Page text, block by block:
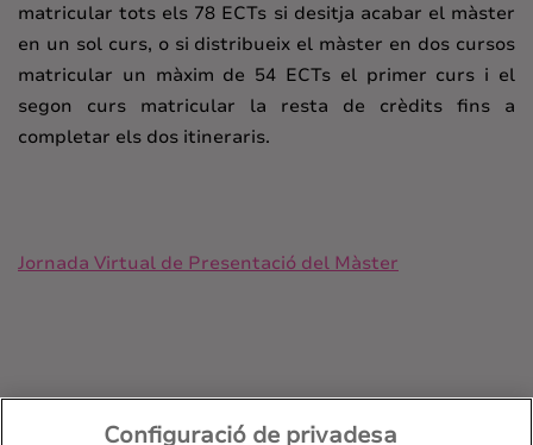
matricular tots els 78 ECTs si desitja acabar el màster
en un sol curs, o si distribueix el màster en dos cursos
matricular un màxim de 54 ECTs el primer curs i el
segon curs matricular la resta de crèdits fins a
completar els dos itineraris.
Jornada Virtual de Presentació del Màster
Configuració de privadesa